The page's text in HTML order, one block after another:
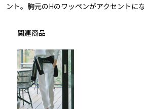
ント。胸元のHのワッペンがアクセントに
関連商品